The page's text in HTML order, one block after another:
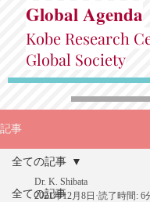
Global Agenda
Kobe Research
Global Society
記事
全ての記事
全ての記事
Dr. K. Shibata
2021年12月8日 読了時間: 6